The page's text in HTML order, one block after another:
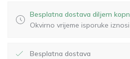
Besplatna dostava diljem
Okvirno vrijeme isporuke
Besplatna dostava